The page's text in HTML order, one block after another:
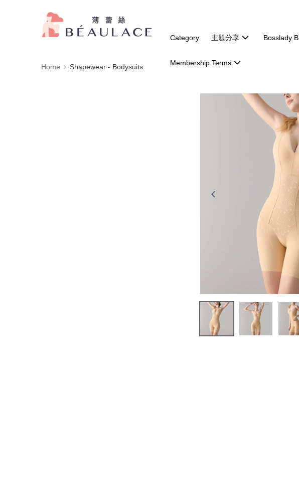
Category 主題分享 Bosslady
Membership Terms
Home Shapewear - Bodysuits